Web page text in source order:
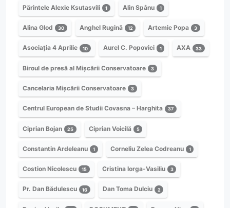
Părintele Alexie Ksutasvili 1 Alin Spânu 1
Alina Glod 30 Anghel Rugină 12 Artemie Popa 3
Asociația 4 Aprilie 10 Aurel C. Popovici 1 AXA 33
Biroul de presă al Mișcării Conservatoare 3
Cancelaria Mișcării Conservatoare 3
Centrul European de Studii Covasna – Harghita 37
Ciprian Bojan 25 Ciprian Voicilă 5
Constantin Ardeleanu 1 Corneliu Zelea Codreanu 1
Costion Nicolescu 15 Cristina Iorga-Vasiliu 3
Pr. Dan Bădulescu 16 Dan Toma Dulciu 2